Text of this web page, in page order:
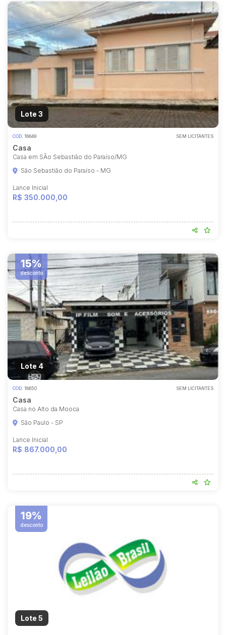
Lote 3
COD. 18649 SEM LICITANTES
Casa
Casa em SÃo Sebastião do Paraíso/MG
São Sebastião do Paraíso - MG
Lance Inicial
R$ 350.000,00
15%
desconto
Lote 4
COD. 18650 SEM LICITANTES
Casa
Casa no Alto da Mooca
São Paulo - SP
Lance Inicial
R$ 867.000,00
19%
desconto
Lote 5